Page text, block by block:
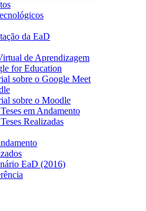
da EaD
de Aprendizagem
for Education
sobre o Google Meet
sobre o Moodle
em Andamento
Realizadas
EaD (2016)